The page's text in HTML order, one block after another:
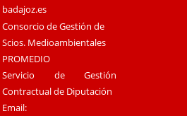
badajoz.es
Consorcio de Gestión de
Scios. Medioambientales
PROMEDIO
Servicio de Gestión
Contractual de Diputación
Email: